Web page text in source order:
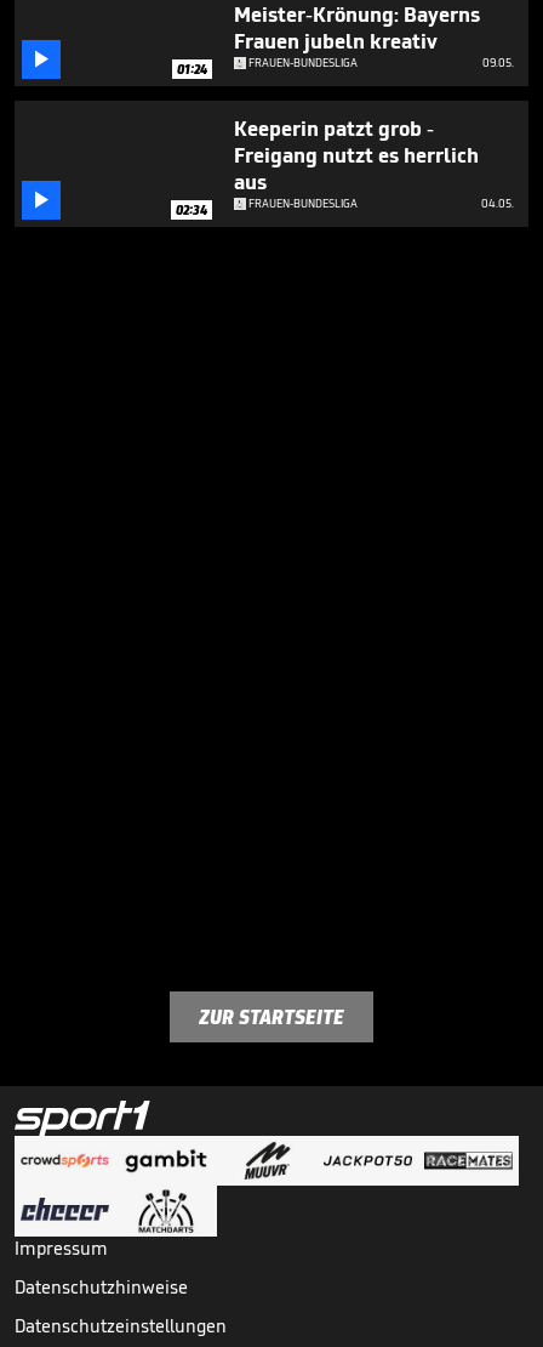
 01:24
Meister-Krönung: Bayerns
Frauen jubeln kreativ
FRAUEN-BUNDESLIGA 09.05.
 02:34
Keeperin patzt grob -
Freigang nutzt es herrlich
aus
FRAUEN-BUNDESLIGA 04.05.
ZUR STARTSEITE
Impressum
Datenschutzhinweise
Datenschutzeinstellungen